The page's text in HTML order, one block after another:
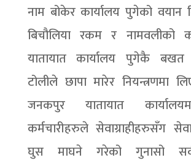
नाम बोकेर कार्यालय पुगेको वयान
बिचौलिया रकम र नामवलीको
यातायात कार्यालय पुगेकै बखत
टोलीले छापा मारेर नियन्त्रणमा
जनकपुर यातायात
कर्मचारीहरुले सेवाग्राहीहरुसँग
घुस माघने गरेको गुनासो